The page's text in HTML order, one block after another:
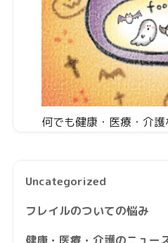
何でも健康・医療・介
Uncategorized
フレイルのついての悩み